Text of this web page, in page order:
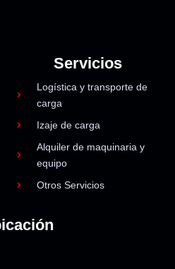
Servicios
Logística y transporte de
carga
Izaje de carga
Alquiler de maquinaria y
equipo
Otros Servicios